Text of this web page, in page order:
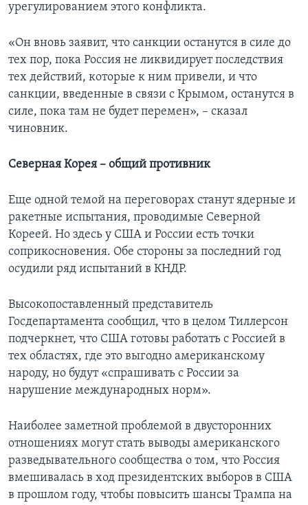
урегулированием этого конфликта.
«Он вновь заявит, что санкции останутся в силе до
тех пор, пока Россия не ликвидирует последствия
тех действий, которые к ним привели, и что
санкции, введенные в связи с Крымом, останутся в
силе, пока там не будет перемен», – сказал
чиновник.
Северная Корея – общий противник
Еще одной темой на переговорах станут ядерные и
ракетные испытания, проводимые Северной
Кореей. Но здесь у США и России есть точки
соприкосновения. Обе стороны за последний год
осудили ряд испытаний в КНДР.
Высокопоставленный представитель
Госдепартамента сообщил, что в целом Тиллерсон
подчеркнет, что США готовы работать с Россией в
тех областях, где это выгодно американскому
народу, но будут «спрашивать с России за
нарушение международных норм».
Наиболее заметной проблемой в двусторонних
отношениях могут стать выводы американского
разведывательного сообщества о том, что Россия
вмешивалась в ход президентских выборов в США
в прошлом году, чтобы повысить шансы Трампа на